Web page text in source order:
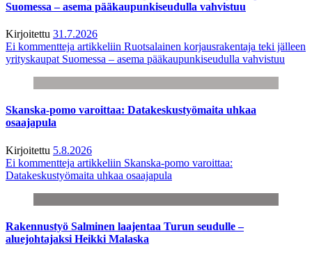
Suomessa – asema pääkaupunkiseudulla vahvistuu
Kirjoitettu 31.7.2026
Ei kommentteja artikkeliin Ruotsalainen korjausrakentaja teki jälleen
yrityskaupat Suomessa – asema pääkaupunkiseudulla vahvistuu
Skanska-pomo varoittaa: Datakeskustyömaita uhkaa
osaajapula
Kirjoitettu 5.8.2026
Ei kommentteja artikkeliin Skanska-pomo varoittaa:
Datakeskustyömaita uhkaa osaajapula
Rakennustyö Salminen laajentaa Turun seudulle –
aluejohtajaksi Heikki Malaska